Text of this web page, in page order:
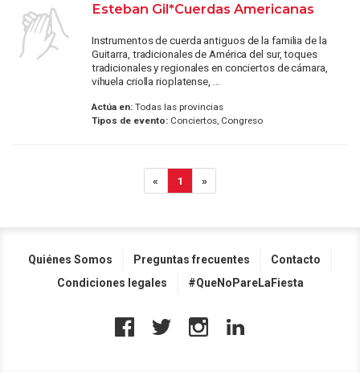
Esteban Gil*Cuerdas Americanas
Instrumentos de cuerda antiguos de la familia de la
Guitarra, tradicionales de América del sur, toques
tradicionales y regionales en conciertos de cámara,
vihuela criolla rioplatense, ...
Actúa en:Todas las provincias
Tipos de evento:Conciertos, Congreso
« 1 »
Quiénes Somos Preguntas frecuentes
Contacto
Condiciones legales
#QueNoPareLaFiesta